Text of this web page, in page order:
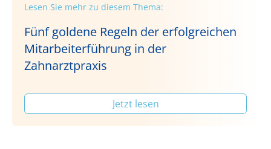
Lesen Sie mehr zu diesem Thema:
Fünf goldene Regeln der erfolgreichen
Mitarbeiterführung in der
Zahnarztpraxis
Jetzt lesen